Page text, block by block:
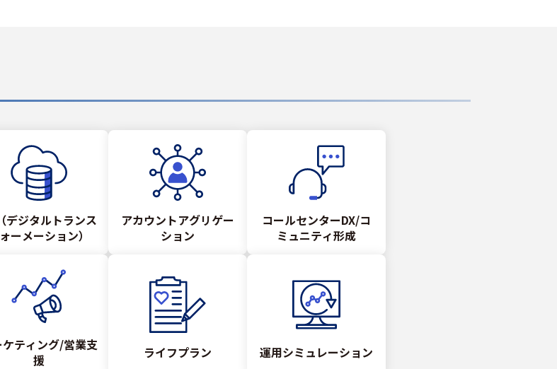
デジタルトランス
ーメーション）
アカウントアグリゲー
ション
コールセンターDX/コ
ミュニティ形成
ケティング/営業支
援
ライフプラン 運用シミュレーション